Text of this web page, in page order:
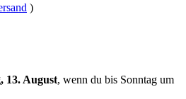
)
13. August, wenn du bis Sonntag um